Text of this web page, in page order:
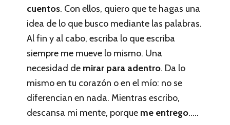
cuentos. Con ellos, quiero que te hagas una
idea de lo que busco mediante las palabras.
Al fin y al cabo, escriba lo que escriba
siempre me mueve lo mismo. Una
necesidad de mirar para adentro. Da lo
mismo en tu corazón o en el mío: no se
diferencian en nada. Mientras escribo,
descansa mi mente, porque me entrego…..